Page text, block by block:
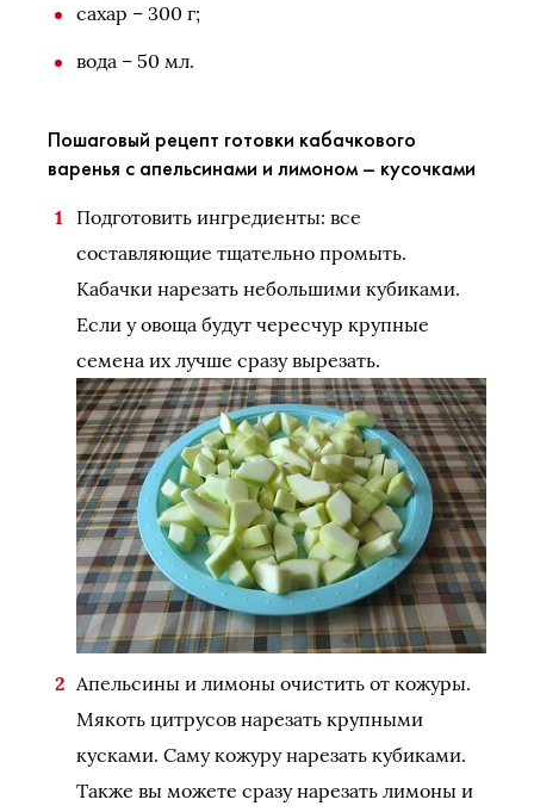
сахар – 300 г;
вода – 50 мл.
Пошаговый рецепт готовки кабачкового
варенья с апельсинами и лимоном – кусочками
Подготовить ингредиенты: все
составляющие тщательно промыть.
Кабачки нарезать небольшими кубиками.
Если у овоща будут чересчур крупные
семена их лучше сразу вырезать.
Апельсины и лимоны очистить от кожуры.
Мякоть цитрусов нарезать крупными
кусками. Саму кожуру нарезать кубиками.
Также вы можете сразу нарезать лимоны и